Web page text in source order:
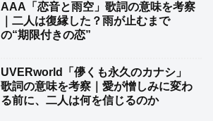
AAA「恋音と雨空」歌詞の意味を考察
｜二人は復縁した？雨が止むまで
の“期限付きの恋”
UVERworld「儚くも永久のカナシ」
歌詞の意味を考察｜愛が憎しみに変わ
る前に、二人は何を信じるのか